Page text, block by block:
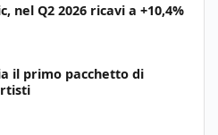
nel Q2 2026 ricavi a +10,4%
il primo pacchetto di